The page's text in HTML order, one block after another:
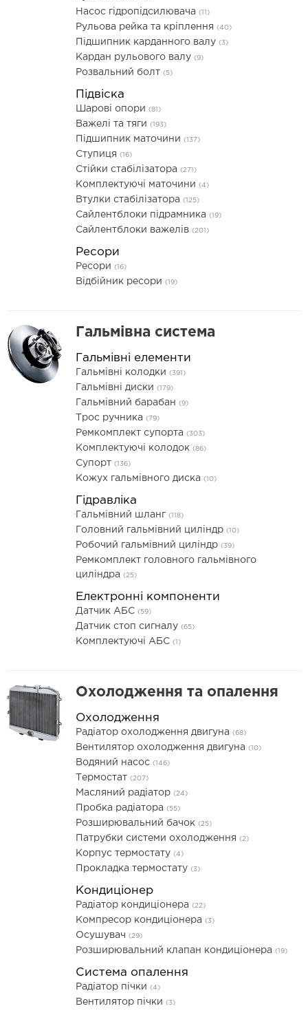
Насос гідропідсилювача (11)
Рульова рейка та кріплення (40)
Підшипник карданного валу (3)
Кардан рульового валу (9)
Розвальний болт (5)
Підвіска
Шарові опори (81)
Важелі та тяги (193)
Підшипник маточини (137)
Ступиця (16)
Стійки стабілізатора (271)
Комплектуючі маточини (4)
Втулки стабілізатора (125)
Сайлентблоки підрамника (19)
Сайлентблоки важелів (201)
Ресори
Ресори (16)
Відбійник ресори (19)
Гальмівна система
Гальмівні елементи
Гальмівні колодки (391)
Гальмівні диски (179)
Гальмівний барабан (9)
Трос ручника (79)
Ремкомплект супорта (303)
Комплектуючі колодок (86)
Супорт (136)
Кожух гальмівного диска (10)
Гідравліка
Гальмівний шланг (118)
Головний гальмівний циліндр (10)
Робочий гальмівний циліндр (39)
Ремкомплект головного гальмівного
циліндра (25)
Електронні компоненти
Датчик АБС (59)
Датчик стоп сигналу (65)
Комплектуючі АБС (1)
Охолодження та опалення
Охолодження
Радіатор охолодження двигуна (68)
Вентилятор охолодження двигуна (10)
Водяний насос (146)
Термостат (207)
Масляний радіатор (24)
Пробка радіатора (55)
Розширювальний бачок (25)
Патрубки системи охолодження (2)
Корпус термостату (4)
Прокладка термостату (3)
Кондиціонер
Радіатор кондиціонера (22)
Компресор кондиціонера (3)
Осушувач (29)
Розширювальний клапан кондиціонера (19)
Система опалення
Радіатор пічки (4)
Вентилятор пічки (3)